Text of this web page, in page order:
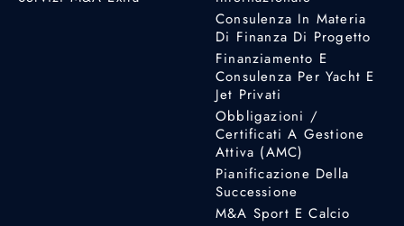
Consulenza In Materia
Di Finanza Di Progetto
Finanziamento E
Consulenza Per Yacht E
Jet Privati
Obbligazioni /
Certificati A Gestione
Attiva (AMC)
Pianificazione Della
Successione
M&A Sport E Calcio